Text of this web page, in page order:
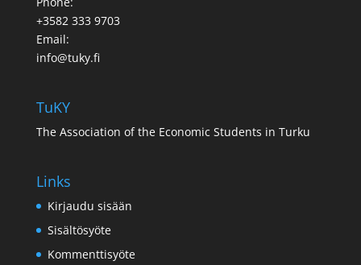
+3582 333 9703
Email:
info@tuky.fi
TuKY
The Association of the Economic Students in Turku
Links
Kirjaudu sisään
Sisältösyöte
Kommenttisyöte